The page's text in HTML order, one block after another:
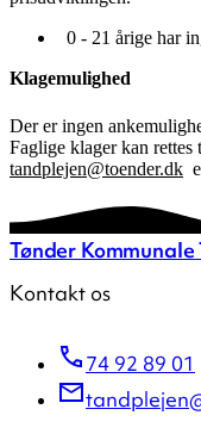
0 - 21 årige har
Klagemulighed
Der er ingen
Faglige klager kan
tandplejen@toender.dk
Tønder
Kontakt os
74 92 89 01